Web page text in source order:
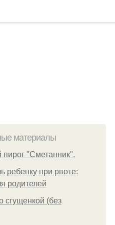
материалы
пирог "Сметанник".
ребенку при рвоте:
родителей
сгущенкой (без